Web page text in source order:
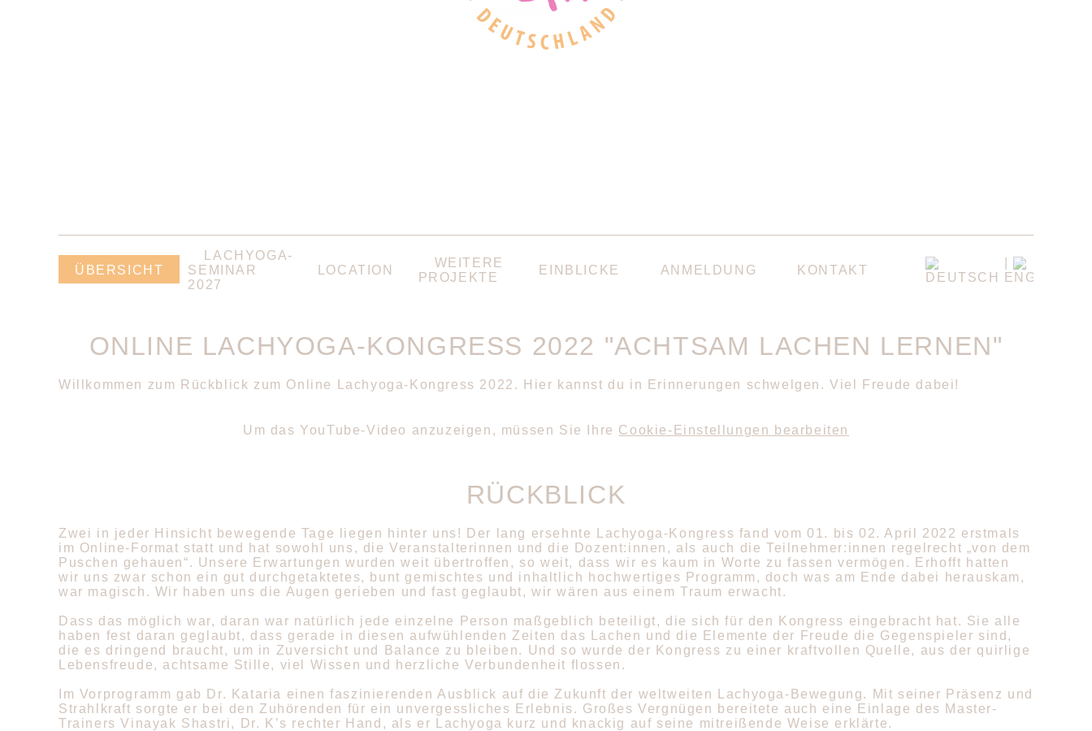
NAVIGATION
ÜBERSPRINGEN
ÜBERSICHT
LACHYOGA-
SEMINAR
2027
LOCATION
WEITERE
PROJEKTE
EINBLICKE ANMELDUNG KONTAKT
DEUTSCH ENGLISH
ONLINE LACHYOGA-KONGRESS 2022 "ACHTSAM LACHEN LERNEN"
Willkommen zum Rückblick zum Online Lachyoga-Kongress 2022. Hier kannst du in Erinnerungen schwelgen. Viel Freude dabei!
Um das YouTube-Video anzuzeigen, müssen Sie Ihre Cookie-Einstellungen bearbeiten
RÜCKBLICK
Zwei in jeder Hinsicht bewegende Tage liegen hinter uns! Der lang ersehnte Lachyoga-Kongress fand vom 01. bis 02. April 2022 erstmals
im Online-Format statt und hat sowohl uns, die Veranstalterinnen und die Dozent:innen, als auch die Teilnehmer:innen regelrecht „von dem
Puschen gehauen“. Unsere Erwartungen wurden weit übertroffen, so weit, dass wir es kaum in Worte zu fassen vermögen. Erhofft hatten
wir uns zwar schon ein gut durchgetaktetes, bunt gemischtes und inhaltlich hochwertiges Programm, doch was am Ende dabei herauskam,
war magisch. Wir haben uns die Augen gerieben und fast geglaubt, wir wären aus einem Traum erwacht.
Dass das möglich war, daran war natürlich jede einzelne Person maßgeblich beteiligt, die sich für den Kongress eingebracht hat. Sie alle
haben fest daran geglaubt, dass gerade in diesen aufwühlenden Zeiten das Lachen und die Elemente der Freude die Gegenspieler sind,
die es dringend braucht, um in Zuversicht und Balance zu bleiben. Und so wurde der Kongress zu einer kraftvollen Quelle, aus der quirlige
Lebensfreude, achtsame Stille, viel Wissen und herzliche Verbundenheit flossen.
Im Vorprogramm gab Dr. Kataria einen faszinierenden Ausblick auf die Zukunft der weltweiten Lachyoga-Bewegung. Mit seiner Präsenz und
Strahlkraft sorgte er bei den Zuhörenden für ein unvergessliches Erlebnis. Großes Vergnügen bereitete auch eine Einlage des Master-
Trainers Vinayak Shastri, Dr. K’s rechter Hand, als er Lachyoga kurz und knackig auf seine mitreißende Weise erklärte.